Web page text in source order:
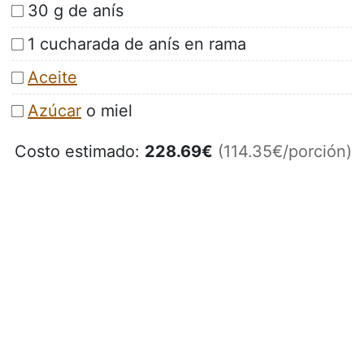
30 g de anís
1 cucharada de anís en rama
Aceite
Azúcar o miel
Costo estimado: 228.69€ (114.35€/porción)